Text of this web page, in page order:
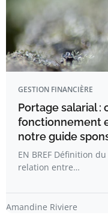
GESTION FINANCIÈRE
Portage salarial :
fonctionnement
notre guide
EN BREF Définition
relation entre…
Amandine Riviere